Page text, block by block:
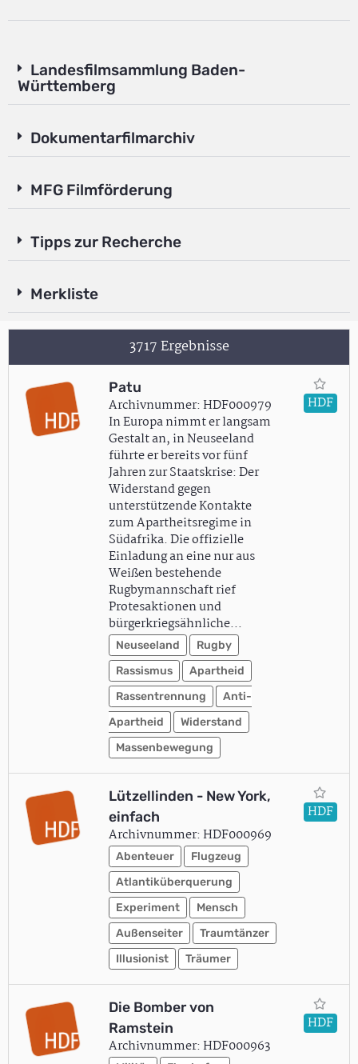
Landesfilmsammlung Baden-
Württemberg
Dokumentarfilmarchiv
MFG Filmförderung
Tipps zur Recherche
Merkliste
3717 Ergebnisse
Patu
Archivnummer: HDF000979
In Europa nimmt er langsam
Gestalt an, in Neuseeland
führte er bereits vor fünf
Jahren zur Staatskrise: Der
Widerstand gegen
unterstützende Kontakte
zum Apartheitsregime in
Südafrika. Die offizielle
Einladung an eine nur aus
Weißen bestehende
Rugbymannschaft rief
Protesaktionen und
bürgerkriegsähnliche…
Neuseeland
Rugby
Rassismus
Apartheid
Rassentrennung
Anti-
Apartheid
Widerstand
Massenbewegung
HDF
Lützellinden - New York,
einfach
Archivnummer: HDF000969
Abenteuer
Flugzeug
Atlantiküberquerung
Experiment
Mensch
Außenseiter
Traumtänzer
Illusionist
Träumer
HDF
Die Bomber von
Ramstein
Archivnummer: HDF000963
HDF